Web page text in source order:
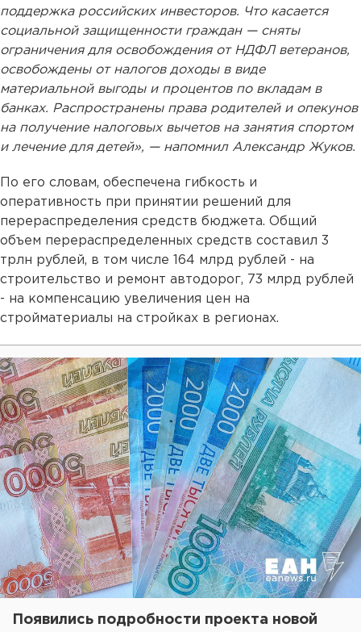
поддержка российских инвесторов. Что касается
социальной защищенности граждан — сняты
ограничения для освобождения от НДФЛ ветеранов,
освобождены от налогов доходы в виде
материальной выгоды и процентов по вкладам в
банках. Распространены права родителей и опекунов
на получение налоговых вычетов на занятия спортом
и лечение для детей», — напомнил Александр Жуков.
По его словам, обеспечена гибкость и
оперативность при принятии решений для
перераспределения средств бюджета. Общий
объем перераспределенных средств составил 3
трлн рублей, в том числе 164 млрд рублей - на
строительство и ремонт автодорог, 73 млрд рублей
- на компенсацию увеличения цен на
стройматериалы на стройках в регионах.
Появились подробности проекта новой